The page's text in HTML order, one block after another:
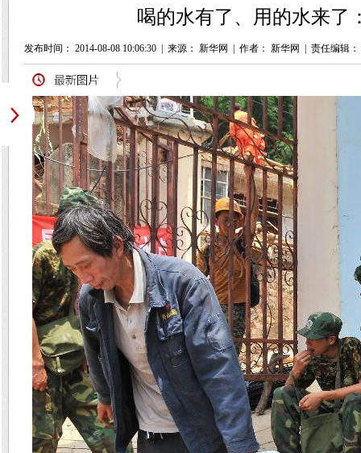
喝的水有了、用的水来了
发布时间： 2014-08-08 10:06:30 来源： 新华网 作者： 新华网 责任编辑